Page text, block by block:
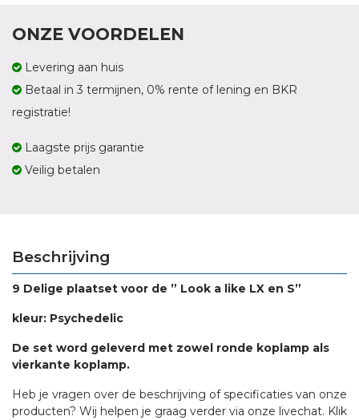
ONZE VOORDELEN
Levering aan huis
Betaal in 3 termijnen, 0% rente of lening en BKR
registratie!
Laagste prijs garantie
Veilig betalen
Beschrijving
9 Delige plaatset voor de ” Look a like LX en S”
kleur: Psychedelic
De set word geleverd met zowel ronde koplamp als
vierkante koplamp.
Heb je vragen over de beschrijving of specificaties van onze
producten? Wij helpen je graag verder via onze livechat. Klik